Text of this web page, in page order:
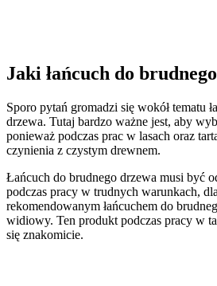
Jaki łańcuch do
Sporo pytań gromadzi się wokół tematu
drzewa. Tutaj bardzo ważne jest, aby
ponieważ podczas prac w lasach oraz
czynienia z czystym drewnem.
Łańcuch do brudnego drzewa musi być
podczas pracy w trudnych warunkach,
rekomendowanym łańcuchem do
widiowy. Ten produkt podczas pracy w
się znakomicie.